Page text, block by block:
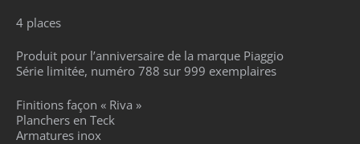
4 places
Produit pour l’anniversaire de la marque Piaggio
Série limitée, numéro 788 sur 999 exemplaires
Finitions façon « Riva »
Planchers en Teck
Armatures inox